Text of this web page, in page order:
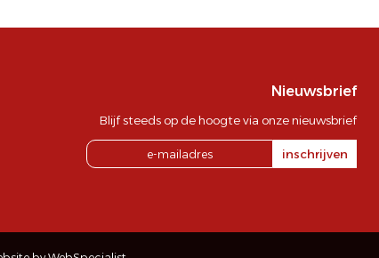
Nieuwsbrief
Blijf steeds op de hoogte via onze nieuwsbrief
inschrijven